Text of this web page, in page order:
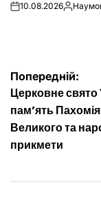
on10.08.2026
записів
Попередній:
Церковне свято
пам’ять Пахомія
Великого та
прикмети